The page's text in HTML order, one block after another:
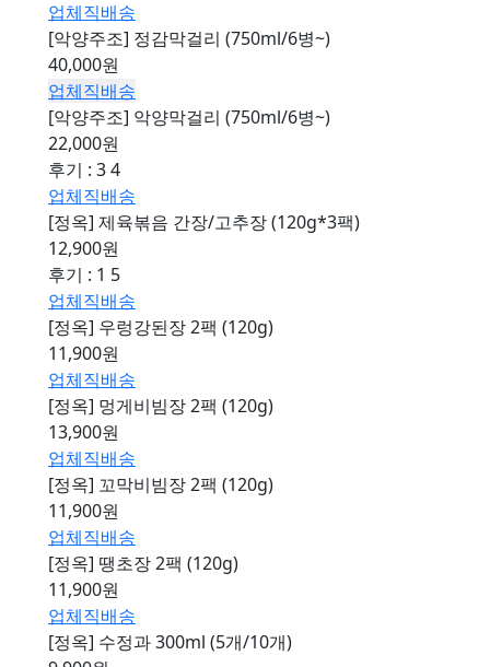
업체직배송
[악양주조] 정감막걸리 (750ml/6병~)
40,000원
업체직배송
[악양주조] 악양막걸리 (750ml/6병~)
22,000원
후기 : 34
업체직배송
[정옥] 제육볶음 간장/고추장 (120g*3팩)
12,900원
후기 : 1 5
업체직배송
[정옥] 우렁강된장 2팩 (120g)
11,900원
업체직배송
[정옥] 멍게비빔장 2팩 (120g)
13,900원
업체직배송
[정옥] 꼬막비빔장 2팩 (120g)
11,900원
업체직배송
[정옥] 땡초장 2팩 (120g)
11,900원
업체직배송
[정옥] 수정과 300ml (5개/10개)